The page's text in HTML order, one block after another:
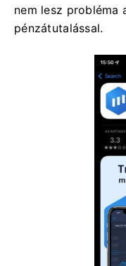
nem lesz probléma
pénzátutalással.